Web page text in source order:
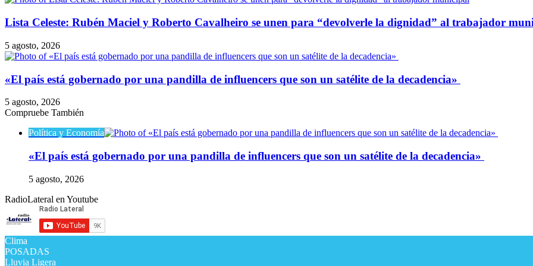
Lista Celeste: Rubén Maciel y Roberto Cavalheiro se unen para “devolverle la dignidad” al trabajador
5 agosto, 2026
​«El país está gobernado por una pandilla de influencers que son un satélite de la decadencia»
5 agosto, 2026
Compruebe También
Política y Economía
​«El país está gobernado por una pandilla de influencers que son un satélite de la decadencia»
5 agosto, 2026
RadioLateral en Youtube
Clima
POSADAS
Lluvia Ligera